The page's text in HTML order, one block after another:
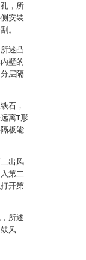
，所
安装
。
述凸
壁的
层隔
石，
离T形
板能
出风
第二
开第
所述
风